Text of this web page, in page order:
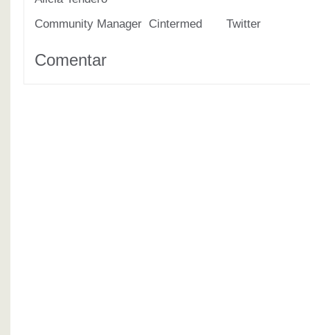
Community Manager Cintermed Twitter
Comentar